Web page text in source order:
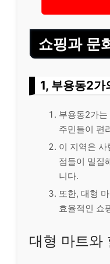
쇼핑과 문
1, 부용동2가
부용동2가
주민들이 편
이 지역은
점들이 밀집
니다.
또한, 대형
효율적인 쇼
대형 마트와